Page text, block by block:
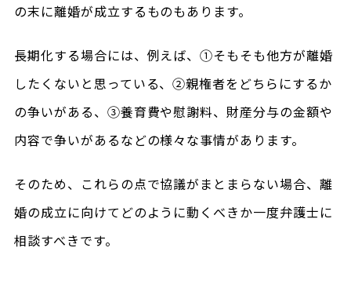
の末に離婚が成立するものもあります。
長期化する場合には、例えば、①そもそも他方が離婚
したくないと思っている、②親権者をどちらにするか
の争いがある、③養育費や慰謝料、財産分与の金額や
内容で争いがあるなどの様々な事情があります。
そのため、これらの点で協議がまとまらない場合、離
婚の成立に向けてどのように動くべきか一度弁護士に
相談すべきです。